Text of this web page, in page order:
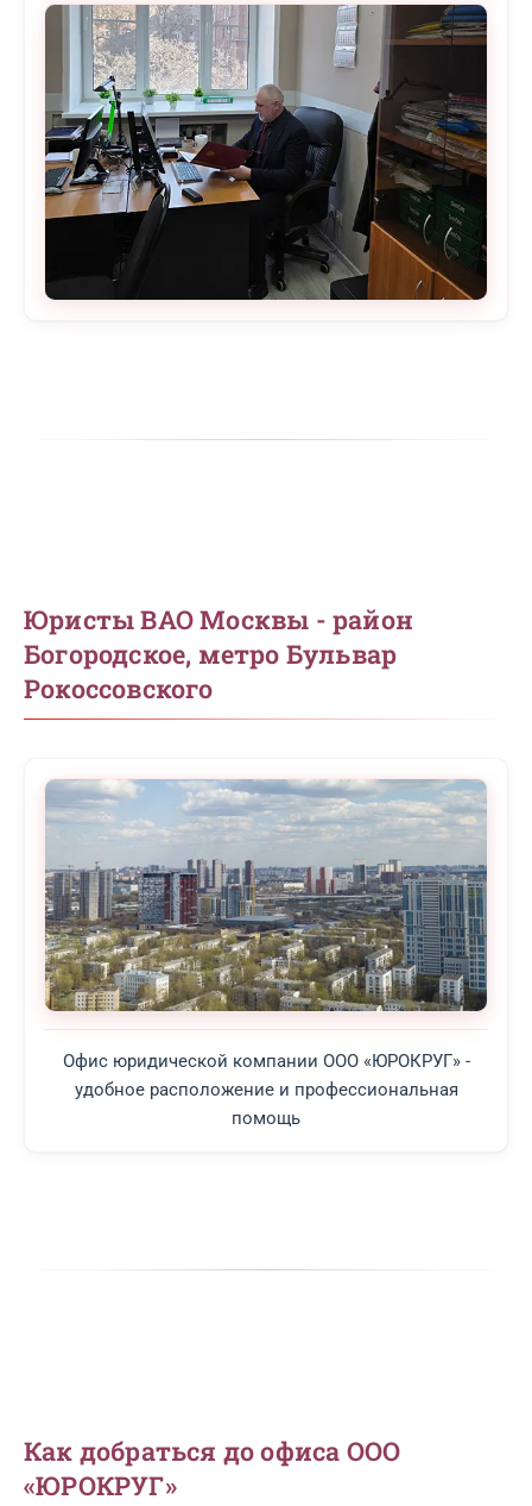
Юристы ВАО Москвы - район
Богородское, метро Бульвар
Рокоссовского
Офис юридической компании ООО «ЮРОКРУГ» -
удобное расположение и профессиональная
помощь
Как добраться до офиса ООО
«ЮРОКРУГ»